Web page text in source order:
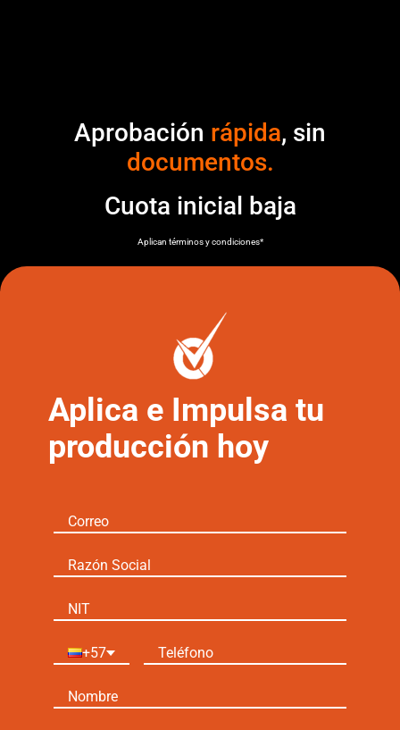
Aprobación rápida, sin
documentos.
Cuota inicial baja
Aplican términos y condiciones*
Aplica e Impulsa tu
producción hoy
+57